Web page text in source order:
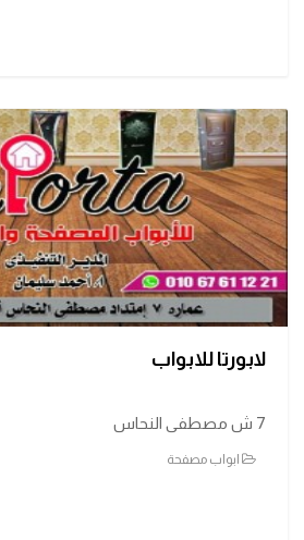
لابورتا للابواب
7 ش مصطفى النحاس
ابواب مصفحة